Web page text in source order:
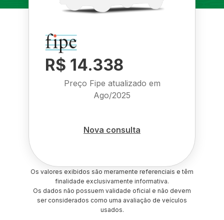
R$ 14.338
Preço Fipe atualizado em
Ago/2025
Nova consulta
Os valores exibidos são meramente referenciais e têm
finalidade exclusivamente informativa.
Os dados não possuem validade oficial e não devem
ser considerados como uma avaliação de veículos
usados.